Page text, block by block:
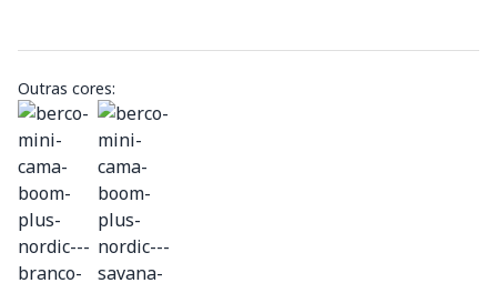
Outras cores: